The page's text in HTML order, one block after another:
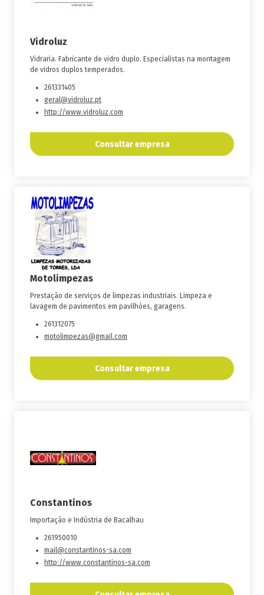
Vidroluz
Vidraria. Fabricante de vidro duplo. Especialistas na montagem
de vidros duplos temperados.
261331405
geral@vidroluz.pt
http://www.vidroluz.com
Consultar empresa
Motolimpezas
Prestação de serviços de limpezas industriais. Limpeza e
lavagem de pavimentos em pavilhões, garagens.
261312075
motolimpezas@gmail.com
Consultar empresa
Constantinos
Importação e Indústria de Bacalhau
261950010
mail@constantinos-sa.com
http://www.constantinos-sa.com